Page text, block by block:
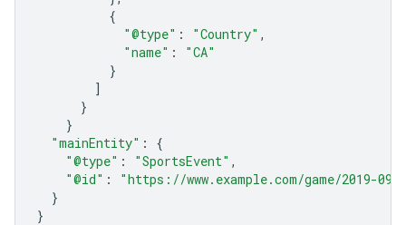
{
"@type" : "Country" ,
"name" :
"CA"
}
]
}
}
"mainEntity" :
{
"@type" : "SportsEvent" ,
"@id" :
"https://www.example.com/game/2019-09-
}
}